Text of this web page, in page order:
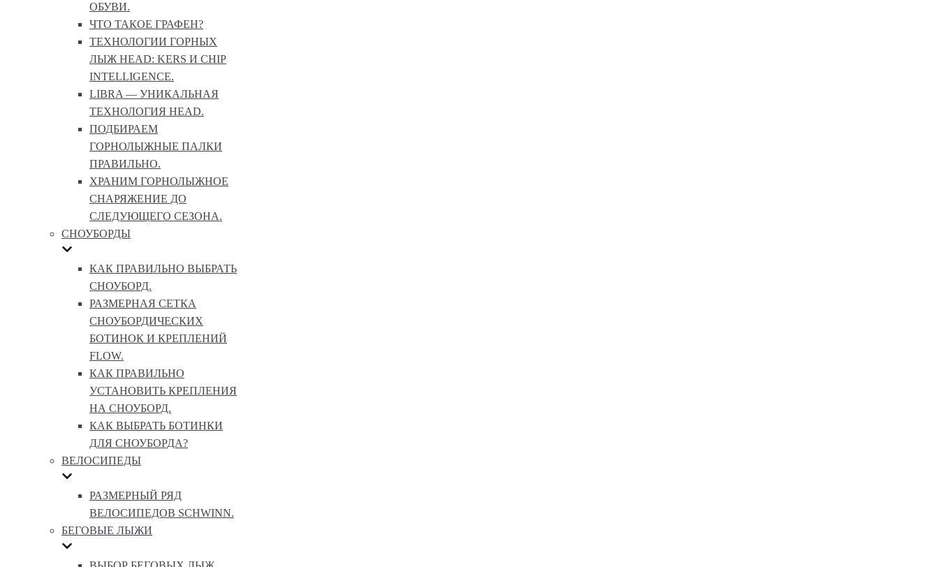
ОБУВИ.
ЧТО ТАКОЕ ГРАФЕН?
ТЕХНОЛОГИИ ГОРНЫХ
ЛЫЖ HEAD: KERS И CHIP
INTELLIGENCE.
LIBRA — УНИКАЛЬНАЯ
ТЕХНОЛОГИЯ HEAD.
ПОДБИРАЕМ
ГОРНОЛЫЖНЫЕ ПАЛКИ
ПРАВИЛЬНО.
ХРАНИМ ГОРНОЛЫЖНОЕ
СНАРЯЖЕНИЕ ДО
СЛЕДУЮЩЕГО СЕЗОНА.
СНОУБОРДЫ
КАК ПРАВИЛЬНО ВЫБРАТЬ
СНОУБОРД.
РАЗМЕРНАЯ СЕТКА
СНОУБОРДИЧЕСКИХ
БОТИНОК И КРЕПЛЕНИЙ
FLOW.
КАК ПРАВИЛЬНО
УСТАНОВИТЬ КРЕПЛЕНИЯ
НА СНОУБОРД.
КАК ВЫБРАТЬ БОТИНКИ
ДЛЯ СНОУБОРДА?
ВЕЛОСИПЕДЫ
РАЗМЕРНЫЙ РЯД
ВЕЛОСИПЕДОВ SCHWINN.
БЕГОВЫЕ ЛЫЖИ